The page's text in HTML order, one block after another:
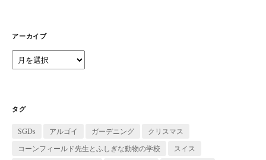
ー
アーカイブ
ー
ブ
タグ
SGDs アルゴイ ガーデニング
クリスマス
コーンフィールド先生とふしぎな動物の学校
スイス